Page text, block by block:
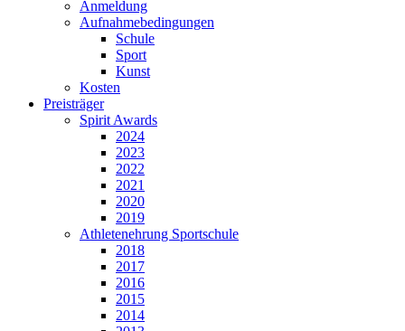
Anmeldung
Aufnahmebedingungen
Schule
Sport
Kunst
Kosten
Preisträger
Spirit Awards
2024
2023
2022
2021
2020
2019
Athletenehrung Sportschule
2018
2017
2016
2015
2014